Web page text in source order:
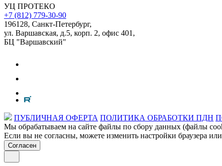
УЦ ПРОТЕКО
+7 (812) 779-30-90
196128, Санкт-Петербург,
ул. Варшавская, д.5, корп. 2, офис 401,
БЦ "Варшавский"
ПУБЛИЧНАЯ ОФЕРТА ПОЛИТИКА ОБРАБОТКИ ПДН
Мы обрабатываем на сайте файлы по сбору данных (файлы
Если вы не согласны, можете изменить настройки браузера
Согласен